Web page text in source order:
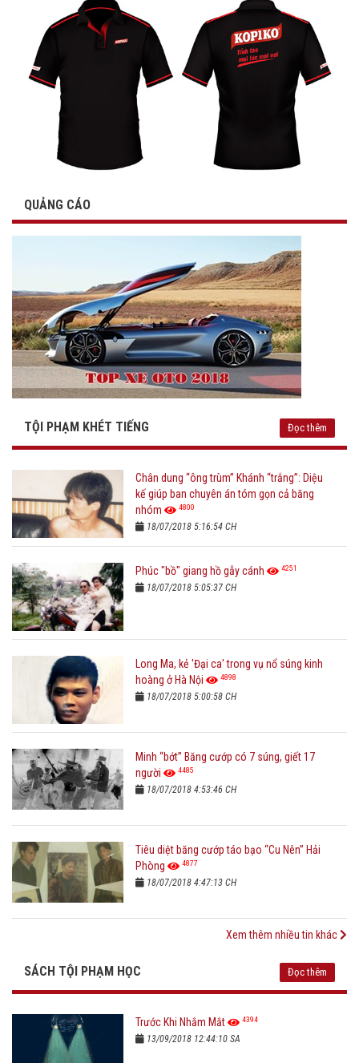
QUẢNG CÁO
TỘI PHẠM KHÉT TIẾNG Đọc thêm
Chân dung “ông trùm” Khánh “trắng”: Diệu
kế giúp ban chuyên án tóm gọn cả băng
nhóm
4800
18/07/2018 5:16:54 CH
Phúc "bồ" giang hồ gẫy cánh 4251
18/07/2018 5:05:37 CH
Long Ma, kẻ 'Đại ca' trong vụ nổ súng kinh
hoàng ở Hà Nội
4898
18/07/2018 5:00:58 CH
Minh “bớt” Băng cướp có 7 súng, giết 17
người
4485
18/07/2018 4:53:46 CH
Tiêu diệt băng cướp táo bạo “Cu Nên” Hải
Phòng
4877
18/07/2018 4:47:13 CH
Xem thêm nhiều tin khác
SÁCH TỘI PHẠM HỌC Đọc thêm
Trước Khi Nhắm Mắt 4394
13/09/2018 12:44:10 SA